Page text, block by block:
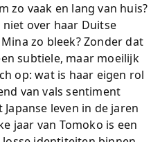
zo vaak en lang van huis?
over haar Duitse
zo bleek? Zonder dat
subtiele, maar moeilijk
op: wat is haar eigen rol
van vals sentiment
leven in de jaren
jaar van Tomoko is een